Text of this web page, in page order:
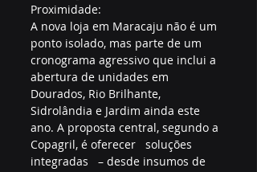
Proximidade:
A nova loja em Maracaju não é um
ponto isolado, mas parte de um
cronograma agressivo que inclui a
abertura de unidades em
Dourados, Rio Brilhante,
Sidrolândia e Jardim ainda este
ano. A proposta central, segundo a
Copagril, é oferecer   soluções
integradas   – desde insumos de